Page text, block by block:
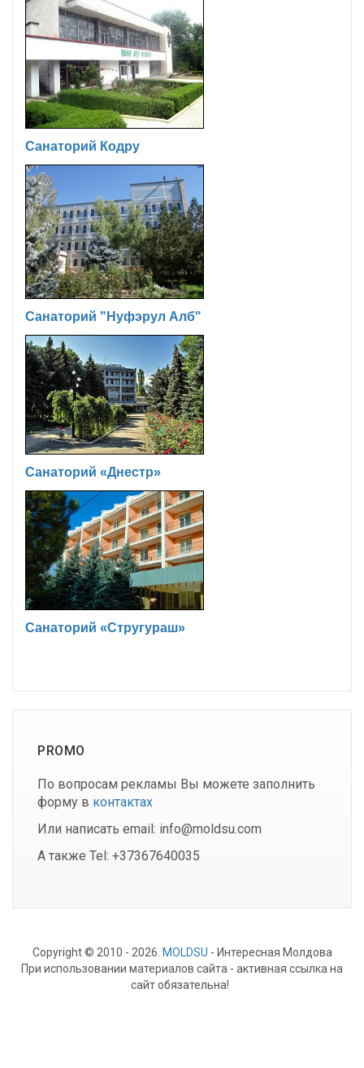
Санаторий Кодру
Санаторий "Нуфэрул Алб"
Санаторий «Днестр»
Санаторий «Стругураш»
PROMO
По вопросам рекламы Вы можете заполнить
форму в контактах
Или написать email: info@moldsu.com
А также Tel: +37367640035
Copyright © 2010 - 2026. MOLDSU - Интересная Молдова
При использовании материалов сайта - активная ссылка на
сайт обязательна!